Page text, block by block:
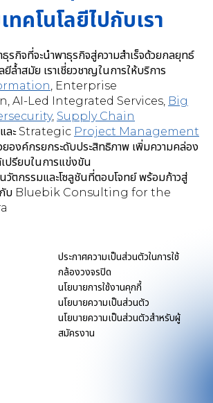
ทคโนโลยีไปกับเรา
กิจที่จะนำพาธุรกิจสู่ความสำเร็จด้วยกลยุทธ์
ยีล้ำสมัย เราเชี่ยวชาญในการให้บริการ
, Enterprise
AI-Led Integrated Services, Big
, Supply Chain
และ Strategic Project Management
ยองค์กรยกระดับประสิทธิภาพ เพิ่มความคล่อง
เปรียบในการแข่งขัน
วัตกรรมและโซลูชันที่ตอบโจทย์ พร้อมก้าวสู่
กับ Bluebik Consulting for the
ประกาศความเป็นส่วนตัวในการใช้
กล้องวงจรปิด
นโยบายการใช้งานคุกกี้
นโยบายความเป็นส่วนตัว
นโยบายความเป็นส่วนตัวสำหรับผู้
สมัครงาน